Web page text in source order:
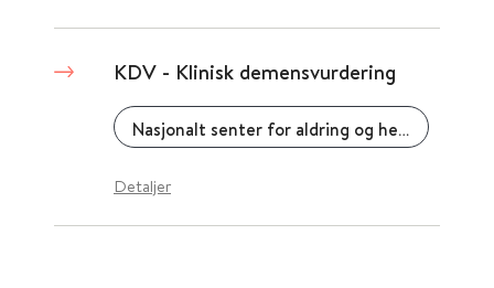
KDV - Klinisk demensvurdering
Nasjonalt senter for aldring og helse
Detaljer